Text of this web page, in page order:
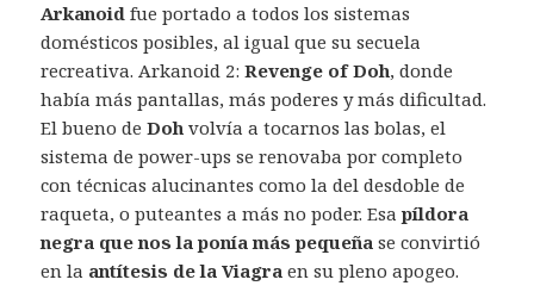
Arkanoid fue portado a todos los sistemas
domésticos posibles, al igual que su secuela
recreativa. Arkanoid 2:Revenge of Doh, donde
había más pantallas, más poderes y más dificultad.
El bueno deDoh volvía a tocarnos las bolas, el
sistema de power-ups se renovaba por completo
con técnicas alucinantes como la del desdoble de
raqueta, o puteantes a más no poder. Esapíldora
negra que nos la ponía más pequeña se convirtió
en la antítesis de la Viagra en su pleno apogeo.